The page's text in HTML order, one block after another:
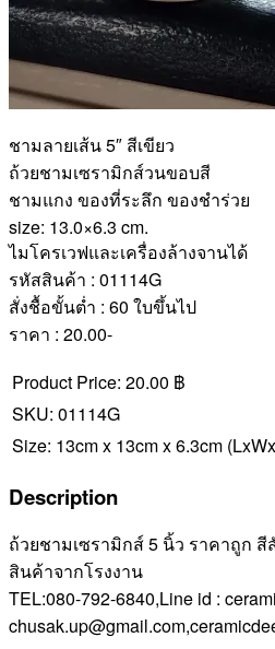
ชามลายเส้น 5″ สีเขียว
ถ้วยชามเซรามิกส์วนขอบสี
ชามแกง ของที่ระลึก ของชำร่วย
size: 13.0×6.3 cm.
ไมโครเวฟและเครื่องล้างจานได้
รหัสสินค้า : 01114G
สั่งชื้อขั้นต่ำ : 60 ใบขึ้นไป
ราคา : 20.00-
Product Price: 20.00 ฿
SKU: 01114G
Size: 13cm x 13cm x 6.3cm
Description
ถ้วยชามเซรามิกส์ 5 นิ้ว ราคาถูก
สินค้าจากโรงงาน
TEL:080-792-6840,Line id :